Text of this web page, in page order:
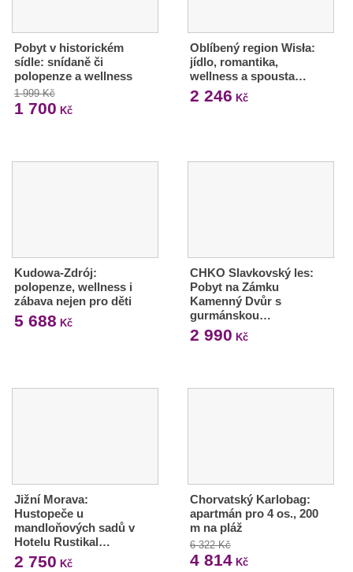
Pobyt v historickém
sídle: snídaně či
polopenze a wellness
1 999 Kč
1 700 Kč
Oblíbený region Wisła:
jídlo, romantika,
wellness a spousta…
2 246 Kč
Kudowa-Zdrój:
polopenze, wellness i
zábava nejen pro děti
5 688 Kč
CHKO Slavkovský les:
Pobyt na Zámku
Kamenný Dvůr s
gurmánskou…
2 990 Kč
Jižní Morava:
Hustopeče u
mandloňových sadů v
Hotelu Rustikal…
2 750 Kč
Chorvatský Karlobag:
apartmán pro 4 os., 200
m na pláž
6 322 Kč
4 814Kč